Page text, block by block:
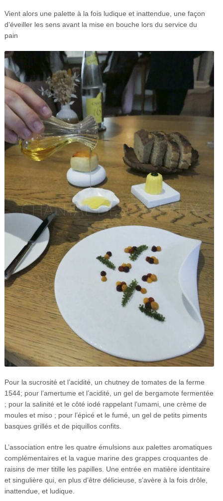
Vient alors une palette à la fois ludique et inattendue, une façon
d’éveiller les sens avant la mise en bouche lors du service du
pain
Pour la sucrosité et l’acidité, un chutney de tomates de la ferme
1544; pour l’amertume et l’acidité, un gel de bergamote fermentée
; pour la salinité et le côté iodé rappelant l’umami, une crème de
moules et miso ; pour l’épicé et le fumé, un gel de petits piments
basques grillés et de piquillos confits.
L’association entre les quatre émulsions aux palettes aromatiques
complémentaires et la vague marine des grappes croquantes de
raisins de mer titille les papilles. Une entrée en matière identitaire
et singulière qui, en plus d’être délicieuse, s’avère à la fois drôle,
inattendue, et ludique.